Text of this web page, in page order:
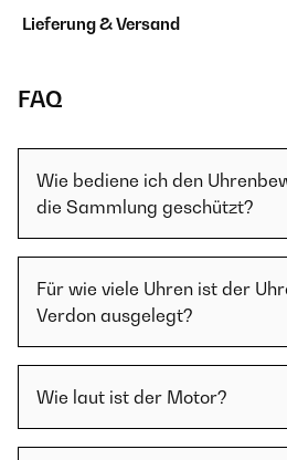
Lieferung & Versand
FAQ
Wie bediene ich den
die Sammlung geschützt?
Für wie viele Uhren ist der
Verdon ausgelegt?
Wie laut ist der Motor?